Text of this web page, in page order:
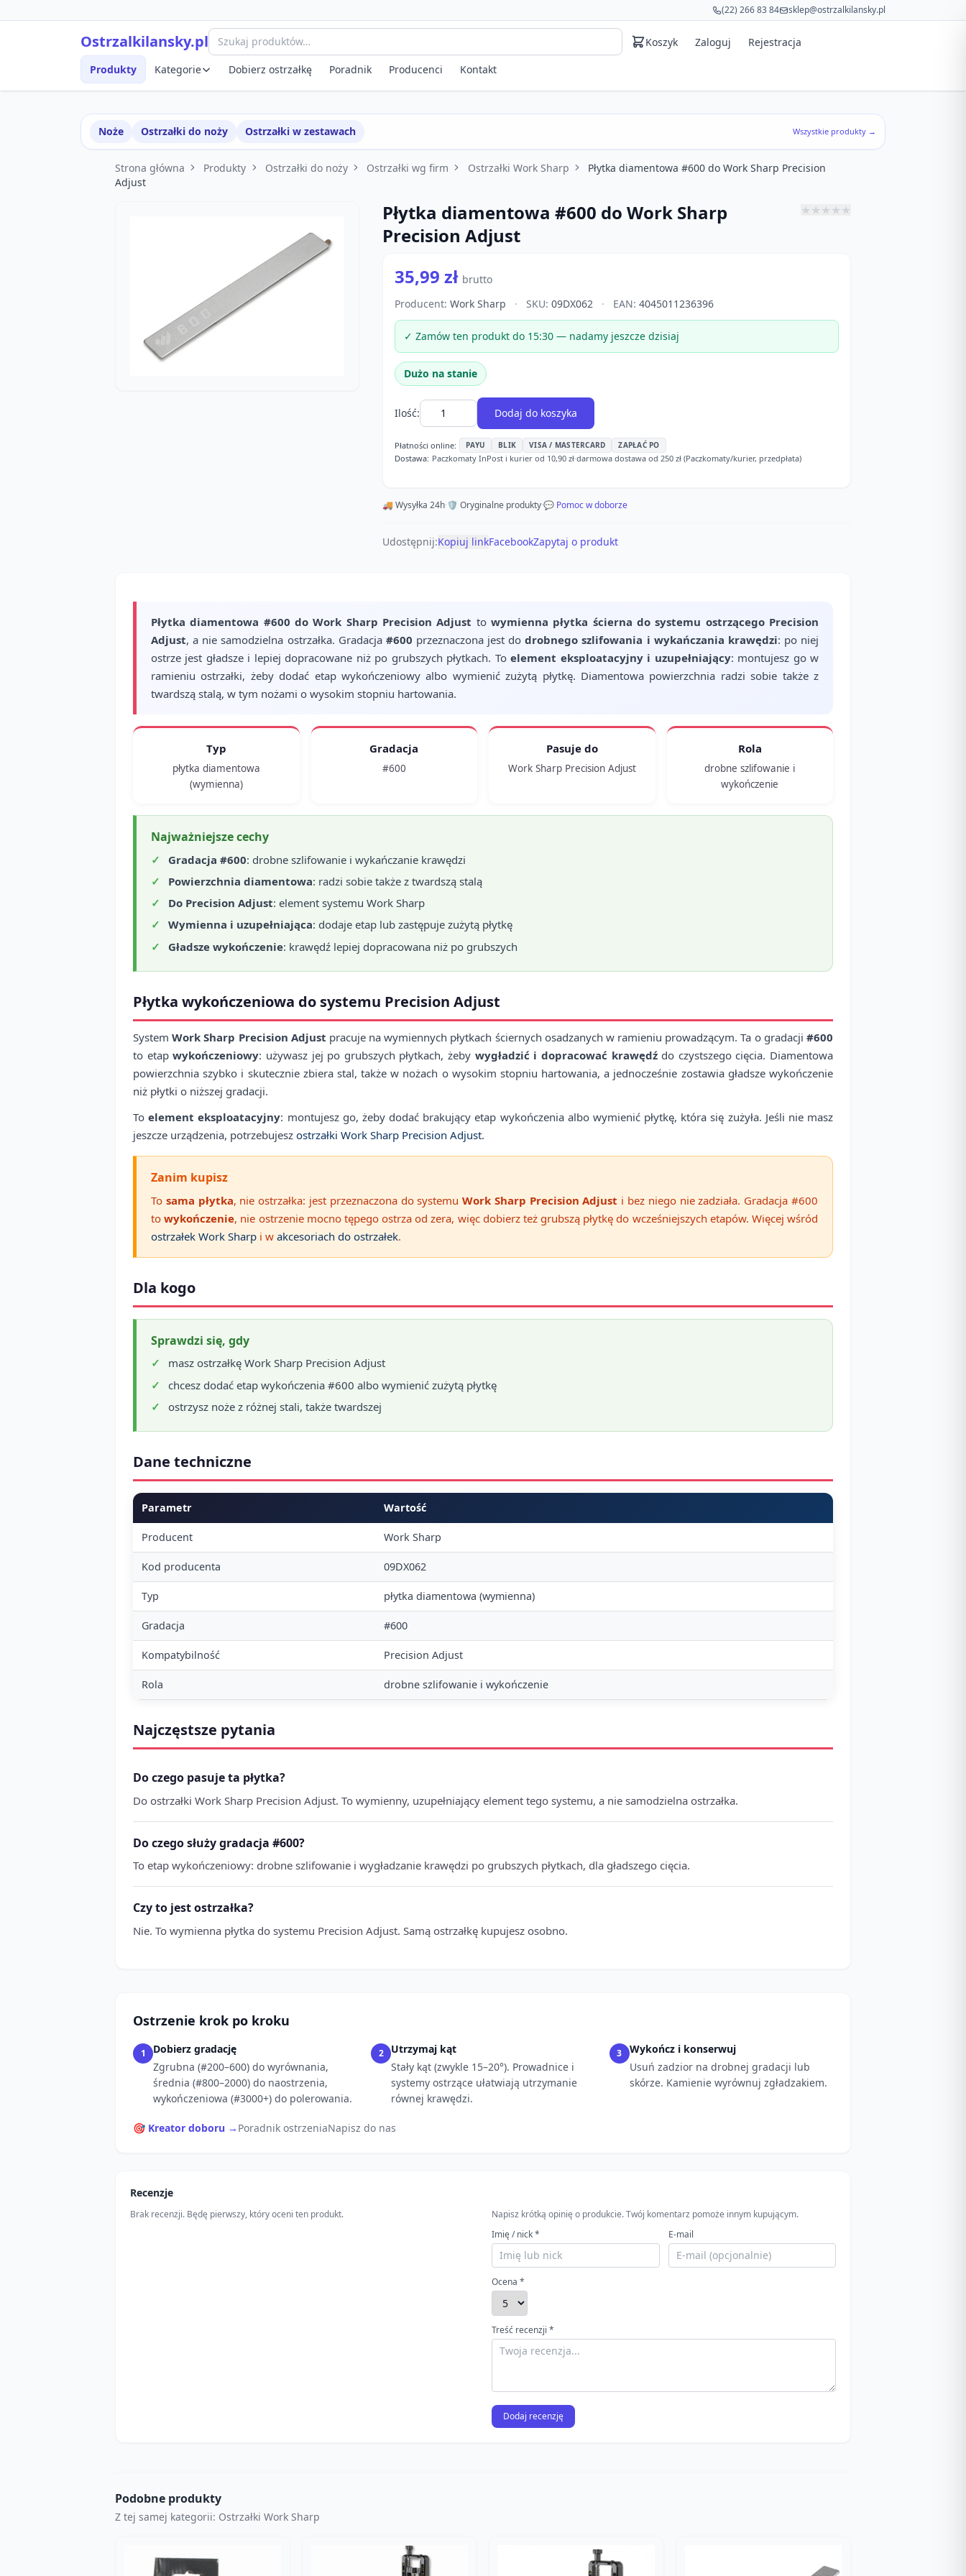
(22) 266 83 84 sklep@ostrzalkilansky.pl
Ostrzalkilansky.pl Koszyk Zaloguj Rejestracja
Produkty Kategorie Dobierz ostrzałkę Poradnik Producenci Kontakt
Noże Ostrzałki do noży Ostrzałki w zestawach Wszystkie produkty →
Strona główna Produkty Ostrzałki do noży Ostrzałki wg firm Ostrzałki Work Sharp
Płytka diamentowa #600 do Work Sharp Precision
Adjust
Płytka diamentowa #600 do Work Sharp
Precision Adjust
★★★★★
35,99 zł brutto
Producent: Work Sharp · SKU: 09DX062 · EAN: 4045011236396
✓ Zamów ten produkt do 15:30 — nadamy jeszcze dzisiaj
Dużo na stanie
Ilość: Dodaj do koszyka
Płatności online: PAYU BLIK VISA / MASTERCARD ZAPŁAĆ PO
Dostawa: Paczkomaty InPost i kurier od 10,90 zł·darmowa dostawa od 250 zł (Paczkomaty/kurier, przedpłata)
🚚 Wysyłka 24h·🛡️ Oryginalne produkty·💬 Pomoc w doborze
Udostępnij:Kopiuj linkFacebookZapytaj o produkt
Płytka diamentowa #600 do Work Sharp Precision Adjust towymienna płytka ścierna do systemu ostrzącego Precision
Adjust, a nie samodzielna ostrzałka. Gradacja #600 przeznaczona jest dodrobnego szlifowania i wykańczania krawędzi: po niej
ostrze jest gładsze i lepiej dopracowane niż po grubszych płytkach. Toelement eksploatacyjny i uzupełniający: montujesz go w
ramieniu ostrzałki, żeby dodać etap wykończeniowy albo wymienić zużytą płytkę. Diamentowa powierzchnia radzi sobie także z
twardszą stalą, w tym nożami o wysokim stopniu hartowania.
Typ
płytka diamentowa
(wymienna)
Gradacja
#600
Pasuje do
Work Sharp Precision Adjust
Rola
drobne szlifowanie i
wykończenie
Najważniejsze cechy
Gradacja #600: drobne szlifowanie i wykańczanie krawędzi
Powierzchnia diamentowa: radzi sobie także z twardszą stalą
Do Precision Adjust: element systemu Work Sharp
Wymienna i uzupełniająca: dodaje etap lub zastępuje zużytą płytkę
Gładsze wykończenie: krawędź lepiej dopracowana niż po grubszych
Płytka wykończeniowa do systemu Precision Adjust
SystemWork Sharp Precision Adjust pracuje na wymiennych płytkach ściernych osadzanych w ramieniu prowadzącym. Ta o gradacji#600
to etapwykończeniowy: używasz jej po grubszych płytkach, żeby wygładzić i dopracować krawędźdo czystszego cięcia. Diamentowa
powierzchnia szybko i skutecznie zbiera stal, także w nożach o wysokim stopniu hartowania, a jednocześnie zostawia gładsze wykończenie
niż płytki o niższej gradacji.
Toelement eksploatacyjny: montujesz go, żeby dodać brakujący etap wykończenia albo wymienić płytkę, która się zużyła. Jeśli nie masz
jeszcze urządzenia, potrzebujesz ostrzałki Work Sharp Precision Adjust.
Zanim kupisz
To sama płytka, nie ostrzałka: jest przeznaczona do systemuWork Sharp Precision Adjust i bez niego nie zadziała. Gradacja #600
towykończenie, nie ostrzenie mocno tępego ostrza od zera, więc dobierz też grubszą płytkę do wcześniejszych etapów. Więcej wśród
ostrzałek Work Sharp i w akcesoriach do ostrzałek.
Dla kogo
Sprawdzi się, gdy
masz ostrzałkę Work Sharp Precision Adjust
chcesz dodać etap wykończenia #600 albo wymienić zużytą płytkę
ostrzysz noże z różnej stali, także twardszej
Dane techniczne
Parametr Wartość
Producent Work Sharp
Kod producenta 09DX062
Typ płytka diamentowa (wymienna)
Gradacja #600
Kompatybilność Precision Adjust
Rola drobne szlifowanie i wykończenie
Najczęstsze pytania
Do czego pasuje ta płytka?
Do ostrzałki Work Sharp Precision Adjust. To wymienny, uzupełniający element tego systemu, a nie samodzielna ostrzałka.
Do czego służy gradacja #600?
To etap wykończeniowy: drobne szlifowanie i wygładzanie krawędzi po grubszych płytkach, dla gładszego cięcia.
Czy to jest ostrzałka?
Nie. To wymienna płytka do systemu Precision Adjust. Samą ostrzałkę kupujesz osobno.
Ostrzenie krok po kroku
1
Dobierz gradację
Zgrubna (#200–600) do wyrównania,
średnia (#800–2000) do naostrzenia,
wykończeniowa (#3000+) do polerowania.
2
Utrzymaj kąt
Stały kąt (zwykle 15–20°). Prowadnice i
systemy ostrzące ułatwiają utrzymanie
równej krawędzi.
3
Wykończ i konserwuj
Usuń zadzior na drobnej gradacji lub
skórze. Kamienie wyrównuj zgładzakiem.
🎯 Kreator doboru → Poradnik ostrzeniaNapisz do nas
Recenzje
Brak recenzji. Będę pierwszy, który oceni ten produkt.
Napisz krótką opinię o produkcie. Twój komentarz pomoże innym kupującym.
Imię / nick *
E-mail
Ocena *
Treść recenzji *
Dodaj recenzję
Podobne produkty
Z tej samej kategorii: Ostrzałki Work Sharp
Szybki podgląd produktu